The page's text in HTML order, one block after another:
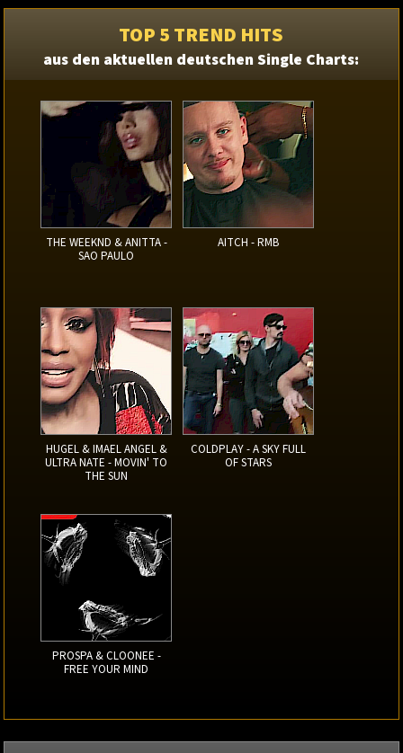
TOP 5 TREND HITS
aus den aktuellen deutschen Single Charts:
THE WEEKND & ANITTA -
SAO PAULO
AITCH - RMB
HUGEL & IMAEL ANGEL &
ULTRA NATE - MOVIN' TO
THE SUN
COLDPLAY - A SKY FULL
OF STARS
PROSPA & CLOONEE -
FREE YOUR MIND